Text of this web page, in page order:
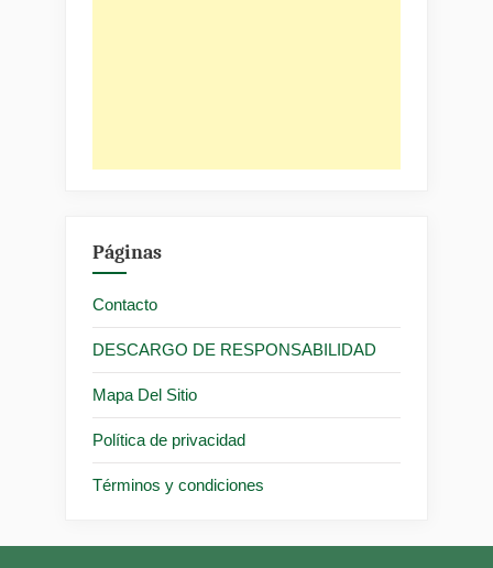
Páginas
Contacto
DESCARGO DE RESPONSABILIDAD
Mapa Del Sitio
Política de privacidad
Términos y condiciones